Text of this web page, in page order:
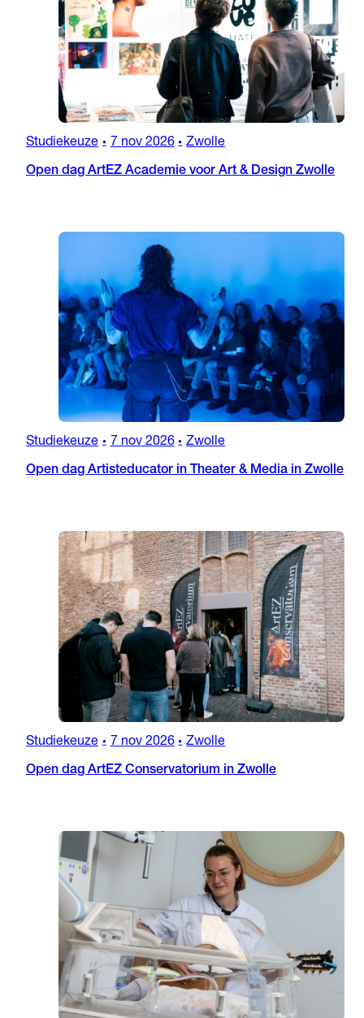
Studiekeuze • 7 nov 2026 • Zwolle
Open dag ArtEZ Academie voor Art & Design Zwolle
Studiekeuze • 7 nov 2026 • Zwolle
Open dag Artisteducator in Theater & Media in Zwolle
Studiekeuze • 7 nov 2026 • Zwolle
Open dag ArtEZ Conservatorium in Zwolle